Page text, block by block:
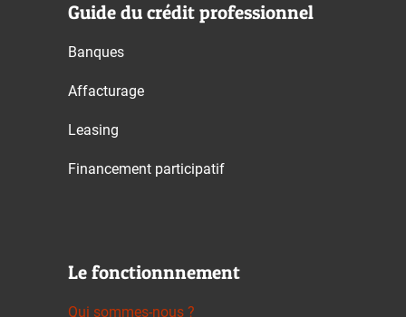
Guide du crédit professionnel
Banques
Affacturage
Leasing
Financement participatif
Le fonctionnnement
Qui sommes-nous ?